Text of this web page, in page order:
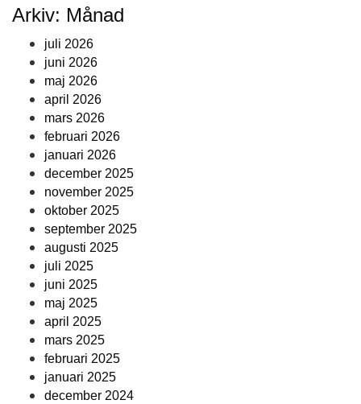
Arkiv: Månad
juli 2026
juni 2026
maj 2026
april 2026
mars 2026
februari 2026
januari 2026
december 2025
november 2025
oktober 2025
september 2025
augusti 2025
juli 2025
juni 2025
maj 2025
april 2025
mars 2025
februari 2025
januari 2025
december 2024